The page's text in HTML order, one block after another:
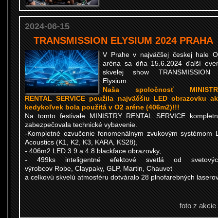
2024-06-15
TRANSMISSION ELYSIUM 2024 PRAHA
V Prahe v najväčšej českej hale
aréna sa dňa 15.6.2024 ďalší
skvelej show TRANSMISSION
Elysium.
Naša spoločnosť
RENTAL SERVICE použila najväčšiu LED obrazovku
kedykoľvek bola použitá v O2 aréne (406m2)!!!
Na tomto festivale MINISTRY RENTAL SERVICE
zabezpečovala technické vybavenie.
-Kompletné ozvučenie fenomenálnym zvukovým systémom
Acoustics (K1, K2, K3, KARA, KS28),
- 406m2 LED 3.9 a 4.8 blackface obrazovky,
- 499ks inteligentné efektové svetlá od
výrobcov Robe, Claypaky, GLP, Martin, Chauvet
a celkovú skvelú atmosféru dotváralo 28 plnofarebných
foto z akcie